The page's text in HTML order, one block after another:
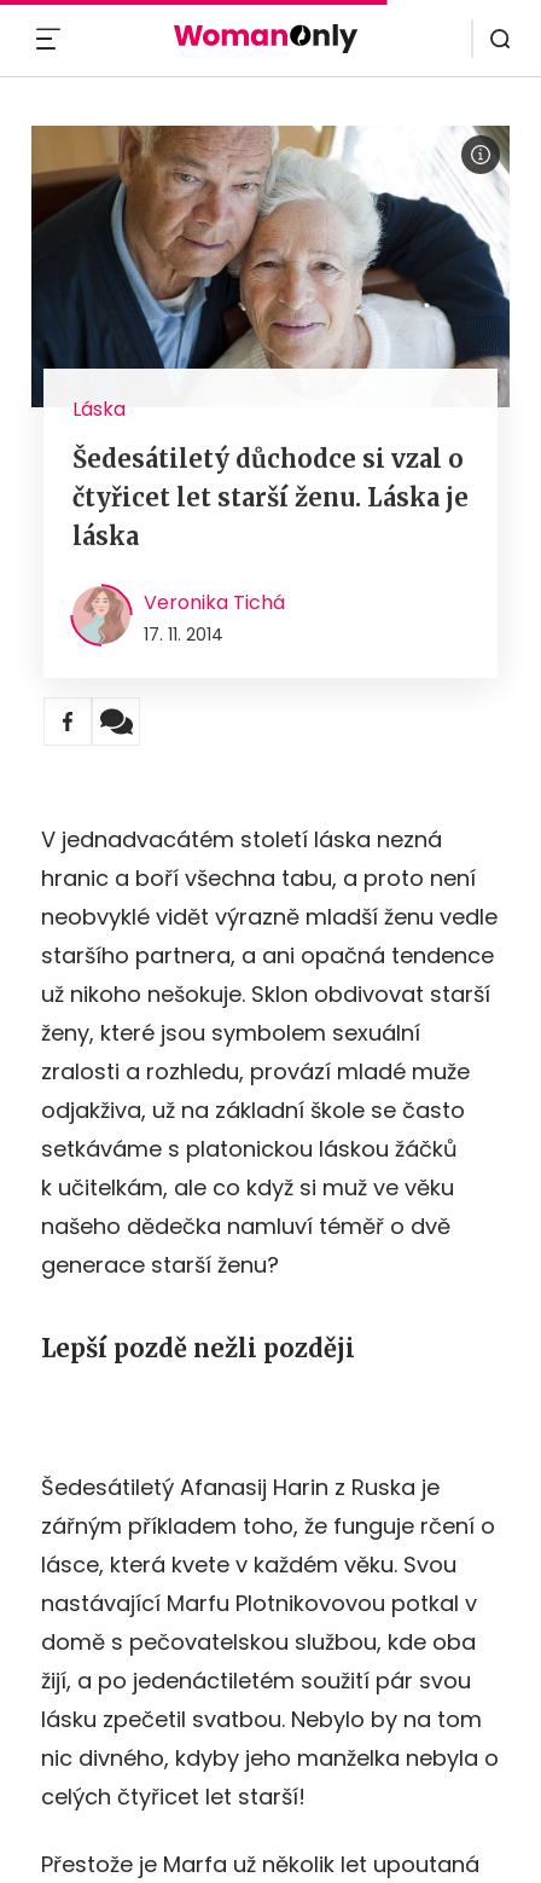
Láska
Šedesátiletý důchodce si vzal o
čtyřicet let starší ženu. Láska je
láska
Veronika Tichá
17. 11. 2014
V jednadvacátém století láska nezná
hranic a boří všechna tabu, a proto není
neobvyklé vidět výrazně mladší ženu vedle
staršího partnera, a ani opačná tendence
už nikoho nešokuje. Sklon obdivovat starší
ženy, které jsou symbolem sexuální
zralosti a rozhledu, provází mladé muže
odjakživa, už na základní škole se často
setkáváme s platonickou láskou žáčků
k učitelkám, ale co když si muž ve věku
našeho dědečka namluví téměř o dvě
generace starší ženu?
Lepší pozdě nežli později
Šedesátiletý Afanasij Harin z Ruska je
zářným příkladem toho, že funguje rčení o
lásce, která kvete v každém věku. Svou
nastávající Marfu Plotnikovovou potkal v
domě s pečovatelskou službou, kde oba
žijí, a po jedenáctiletém soužití pár svou
lásku zpečetil svatbou. Nebylo by na tom
nic divného, kdyby jeho manželka nebyla o
celých čtyřicet let starší!
Přestože je Marfa už několik let upoutaná